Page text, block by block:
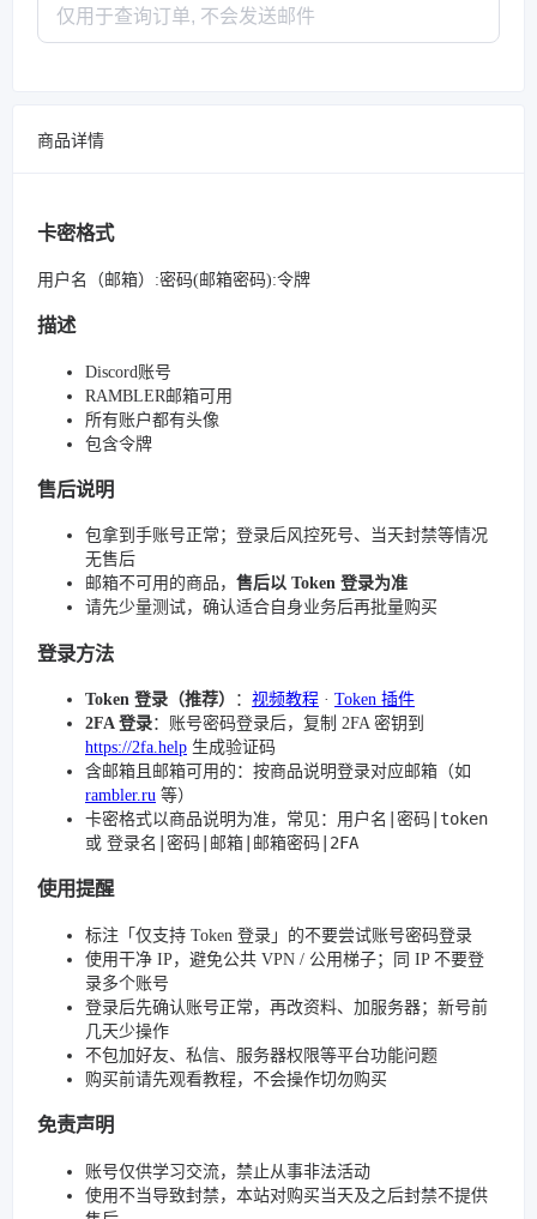
商品详情
卡密格式
用户名（邮箱）:密码(邮箱密码):令牌
描述
Discord账号
RAMBLER邮箱可用
所有账户都有头像
包含令牌
售后说明
包拿到手账号正常；登录后风控死号、当天封禁等情况
无售后
邮箱不可用的商品， 售后以 Token 登录为准
请先少量测试，确认适合自身业务后再批量购买
登录方法
Token 登录（推荐） ： 视频教程 · Token 插件
2FA 登录：账号密码登录后，复制 2FA 密钥到
https://2fa.help 生成验证码
含邮箱且邮箱可用的：按商品说明登录对应邮箱（如
rambler.ru 等）
卡密格式以商品说明为准，常见： 用户名|密码|token
或 登录名|密码|邮箱|邮箱密码|2FA
使用提醒
标注「仅支持 Token 登录」的不要尝试账号密码登录
使用干净 IP，避免公共 VPN / 公用梯子；同 IP 不要登
录多个账号
登录后先确认账号正常，再改资料、加服务器；新号前
几天少操作
不包加好友、私信、服务器权限等平台功能问题
购买前请先观看教程，不会操作切勿购买
免责声明
账号仅供学习交流，禁止从事非法活动
使用不当导致封禁，本站对购买当天及之后封禁不提供